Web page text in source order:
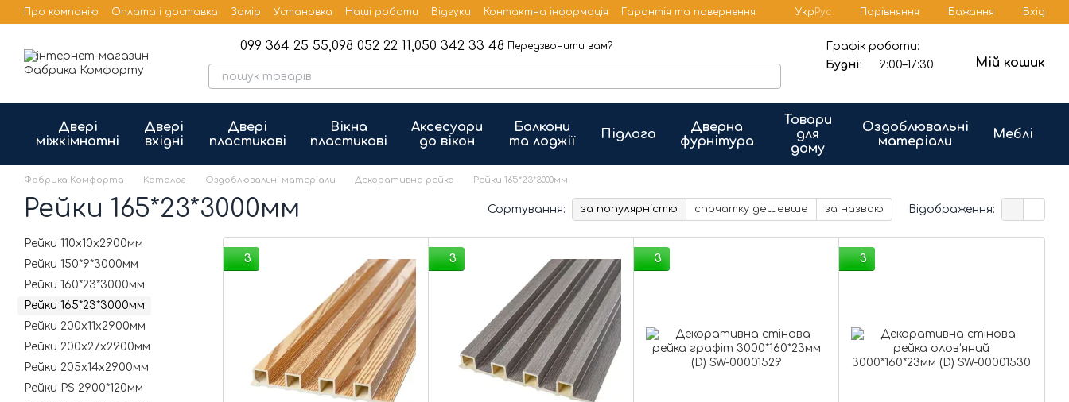
Перейти до основного контенту
Про компанію Оплата і доставка Замір Установка Наші роботи Відгуки Контактна інформація
Гарантія та повернення
Бренди
Публічна оферта
Укр Рус Порівняння Бажання Вхід
099 364 25 55,098 052 22 11,050 342 33 48 Передзвонити вам?
Графік роботи:
Будні:
9:00–17:30 Мій кошик
Двері
міжкімнатні
Двері
вхідні
Двері
пластикові
Вікна
пластикові
Аксесуари
до вікон
Балкони
та лоджії
Підлога
Дверна
фурнітура
Товари
для
дому
Оздоблювальні
матеріали
Меблі
Фабрика Комфорта Каталог Оздоблювальні матеріали Декоративна рейка Рейки 165*23*3000мм
Рейки 165*23*3000мм Сортування: за популярністю спочатку дешевше за назвою Відображення:
3 3 3 3
Рейки 110х10х2900мм
Рейки 150*9*3000мм
Рейки 160*23*3000мм
Рейки 165*23*3000мм
Рейки 200х11х2900мм
Рейки 200х27х2900мм
Рейки 205х14х2900мм
Рейки PS 2900*120мм